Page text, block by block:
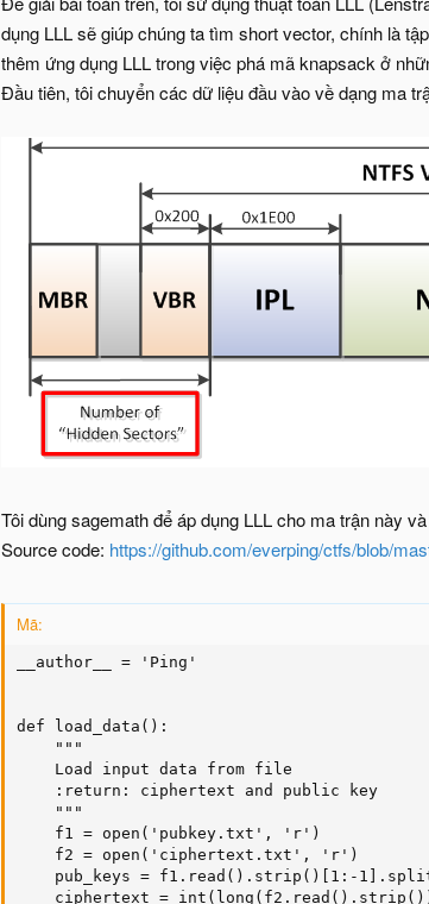
dụng LLL sẽ giúp chúng ta tìm short vector, chính là
thêm ứng dụng LLL trong việc phá mã knapsack ở
Đầu tiên, tôi chuyển các dữ liệu đầu vào về dạng ma
Tôi dùng sagemath để áp dụng LLL cho ma trận này
Source code: https://github.com/everping/ctfs/blob/
Mã:
__author__ = 'Ping'
def load_data():
    """
    Load input data from file
    :return: ciphertext and public key
    """
    f1 = open('pubkey.txt', 'r')
    f2 = open('ciphertext.txt', 'r')
pub_keys = f1.read().strip()[1:-
ciphertext =